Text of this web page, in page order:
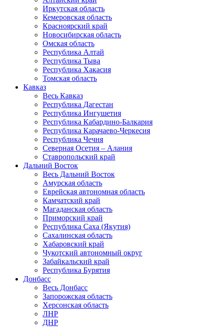
Иркутская область
Кемеровская область
Красноярский край
Новосибирская область
Омская область
Республика Алтай
Республика Тыва
Республика Хакасия
Томская область
Кавказ
Весь Кавказ
Республика Дагестан
Республика Ингушетия
Республика Кабардино-Балкария
Республика Карачаево-Черкесия
Республика Чечня
Северная Осетия – Алания
Ставропольский край
Дальний Восток
Весь Дальний Восток
Амурская область
Еврейская автономная область
Камчатский край
Магаданская область
Приморский край
Республика Саха (Якутия)
Сахалинская область
Хабаровский край
Чукотский автономный округ
Забайкальский край
Республика Бурятия
Донбасс
Весь Донбасс
Запорожская область
Херсонская область
ЛНР
ДНР